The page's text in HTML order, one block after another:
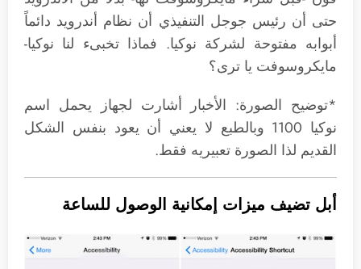
حتى أن رئيس جوجل التنفيذي أن نظام أندرويد دائماً
أبوابه مفتوحة لشركة نوكيا. فماذا تخبىء لنا نوكيا-
مايكروسوفت يا ترى؟
*توضيح الصورة: الأخبار أشارت لجهاز يحمل اسم
نوكيا 1100 وبالطبع لا يعني أن يعود بنفس الشكل
القديم لذا الصورة تعبيريه فقط.
أبل تضيف ميزات إمكانية الوصول للساعة